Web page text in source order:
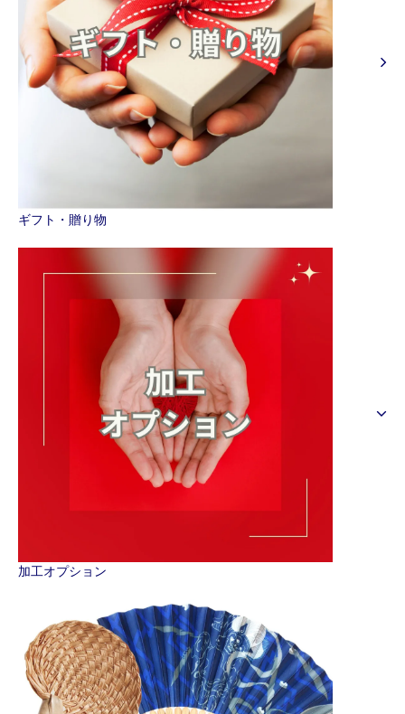
ギフト・贈り物
加工オプション